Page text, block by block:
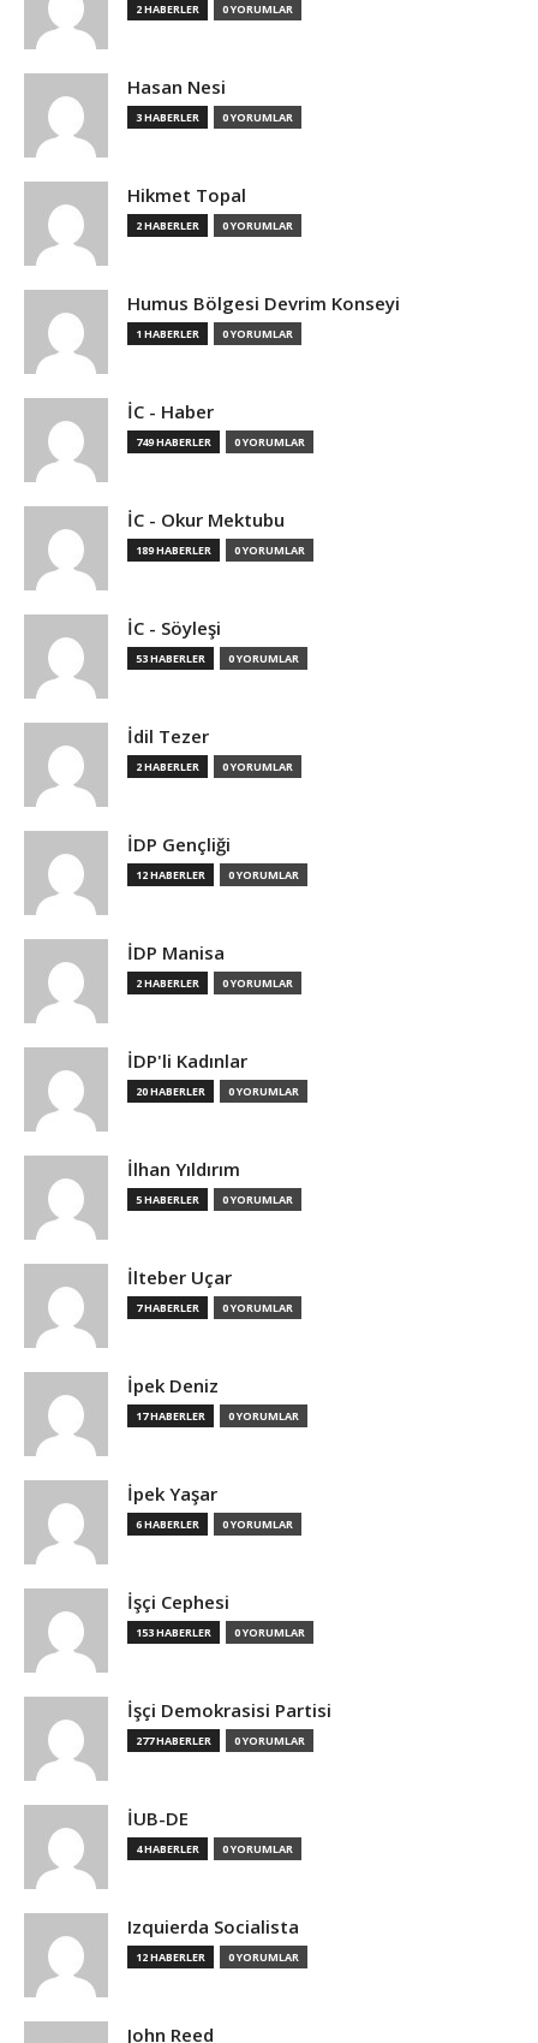
2 HABERLER 0 YORUMLAR
Hasan Nesi
3 HABERLER 0 YORUMLAR
Hikmet Topal
2 HABERLER 0 YORUMLAR
Humus Bölgesi Devrim Konseyi
1 HABERLER 0 YORUMLAR
İC - Haber
749 HABERLER 0 YORUMLAR
İC - Okur Mektubu
189 HABERLER 0 YORUMLAR
İC - Söyleşi
53 HABERLER 0 YORUMLAR
İdil Tezer
2 HABERLER 0 YORUMLAR
İDP Gençliği
12 HABERLER 0 YORUMLAR
İDP Manisa
2 HABERLER 0 YORUMLAR
İDP'li Kadınlar
20 HABERLER 0 YORUMLAR
İlhan Yıldırım
5 HABERLER 0 YORUMLAR
İlteber Uçar
7 HABERLER 0 YORUMLAR
İpek Deniz
17 HABERLER 0 YORUMLAR
İpek Yaşar
6 HABERLER 0 YORUMLAR
İşçi Cephesi
153 HABERLER 0 YORUMLAR
İşçi Demokrasisi Partisi
277 HABERLER 0 YORUMLAR
İUB-DE
4 HABERLER 0 YORUMLAR
Izquierda Socialista
12 HABERLER 0 YORUMLAR
John Reed